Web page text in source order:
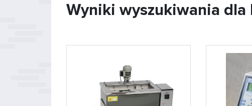
Wyniki wyszukiwania dla